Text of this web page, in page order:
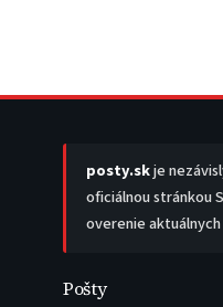
posty.skje
oficiálnou stránkou
overenie
Pošty